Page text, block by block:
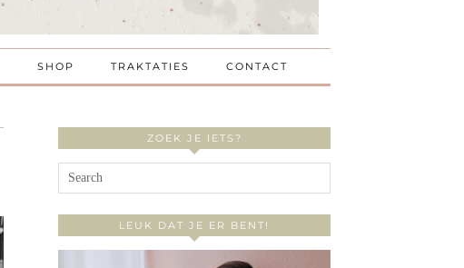
SHOP TRAKTATIES CONTACT
ZOEK JE IETS?
LEUK DAT JE ER BENT!